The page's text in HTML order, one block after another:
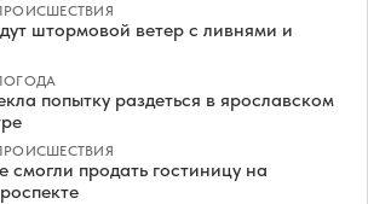
штормовой ветер с ливнями и
попытку раздеться в ярославском
смогли продать гостиницу на